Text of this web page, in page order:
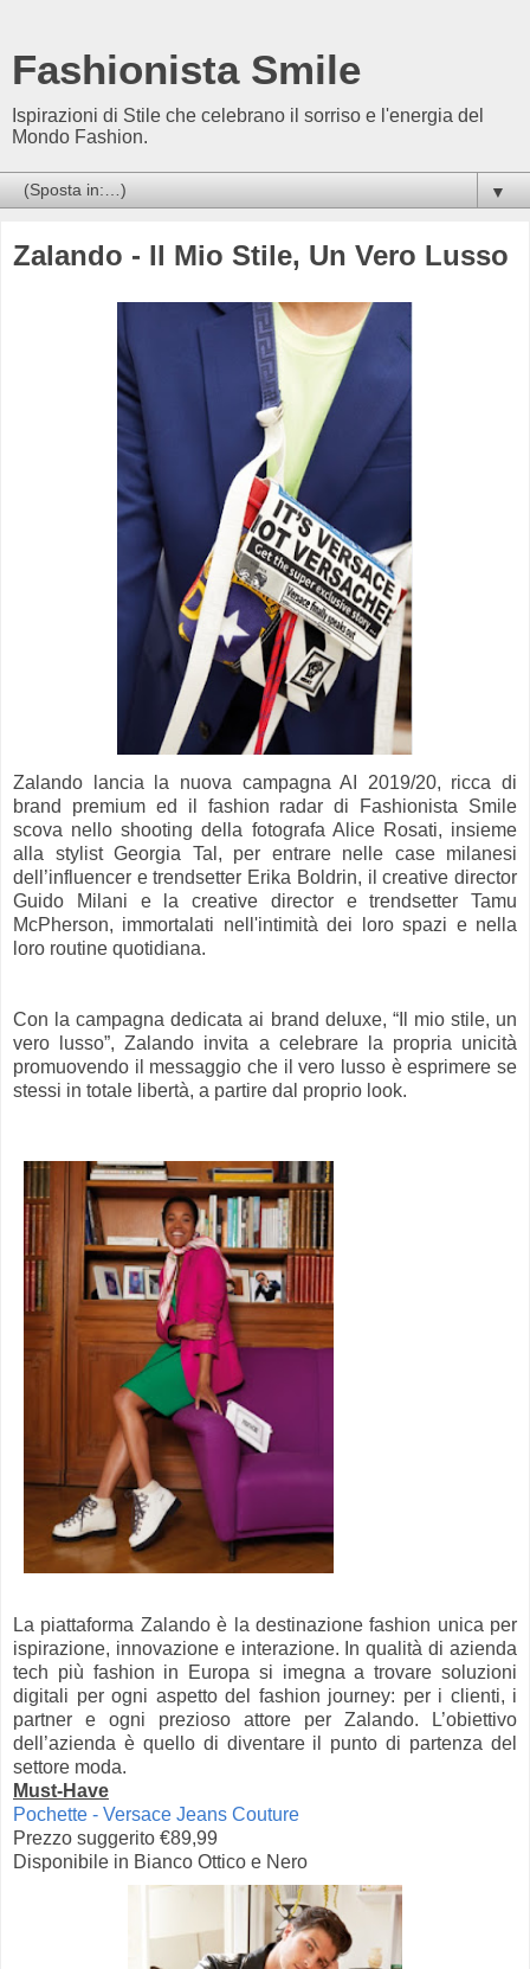
Fashionista Smile
Ispirazioni di Stile che celebrano il sorriso e l'energia del
Mondo Fashion.
▼
Zalando - Il Mio Stile, Un Vero Lusso
Zalando lancia la nuova campagna AI 2019/20, ricca di
brand premium ed il fashion radar di Fashionista Smile
scova nello shooting della fotografa Alice Rosati, insieme
alla stylist Georgia Tal, per entrare nelle case milanesi
dell’influencer e trendsetter Erika Boldrin, il creative director
Guido Milani e la creative director e trendsetter Tamu
McPherson, immortalati nell'intimità dei loro spazi e nella
loro routine quotidiana.
Con la campagna dedicata ai brand deluxe, “Il mio stile, un
vero lusso”, Zalando invita a celebrare la propria unicità
promuovendo il messaggio che il vero lusso è esprimere se
stessi in totale libertà, a partire dal proprio look.
La piattaforma Zalando è la destinazione fashion unica per
ispirazione, innovazione e interazione. In qualità di azienda
tech più fashion in Europa si imegna a trovare soluzioni
digitali per ogni aspetto del fashion journey: per i clienti, i
partner e ogni prezioso attore per Zalando. L’obiettivo
dell’azienda è quello di diventare il punto di partenza del
settore moda.
Must-Have
Pochette - Versace Jeans Couture
Prezzo suggerito €89,99
Disponibile in Bianco Ottico e Nero